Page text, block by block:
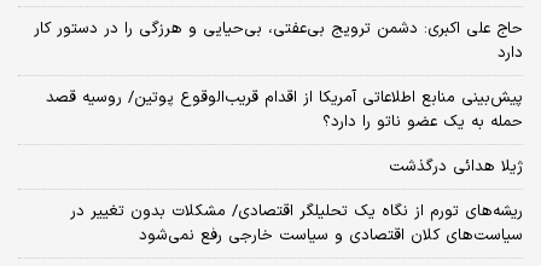
حاج علی اکبری: دشمن ترویج بی‌عفتی، بی‌حیایی و هرزگی را در دستور کار
دارد
پیش‌بینی منابع اطلاعاتی آمریکا از اقدام قریب‌الوقوع پوتین/ روسیه قصد
حمله به یک عضو ناتو را دارد؟
ژیلا هدائی درگذشت
ریشه‌های تورم از نگاه یک تحلیلگر اقتصادی/ مشکلات بدون تغییر در
سیاست‌های کلان اقتصادی و سیاست خارجی رفع نمی‌شود